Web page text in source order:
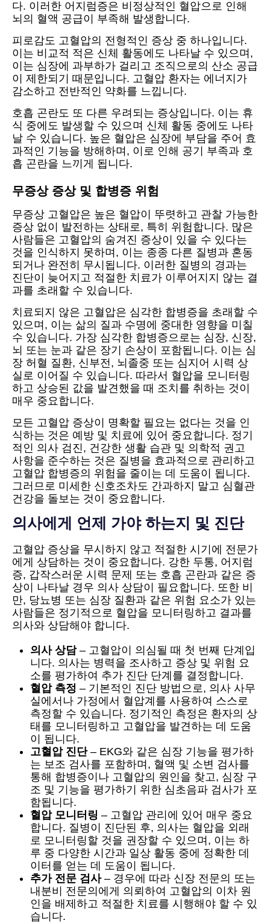
다. 이러한 어지럼증은 비정상적인 혈압으로 인해
뇌의 혈액 공급이 부족해 발생합니다.
피로감도 고혈압의 전형적인 증상 중 하나입니다.
이는 비교적 적은 신체 활동에도 나타날 수 있으며,
이는 심장에 과부하가 걸리고 조직으로의 산소 공급
이 제한되기 때문입니다. 고혈압 환자는 에너지가
감소하고 전반적인 약화를 느낍니다.
호흡 곤란도 또 다른 우려되는 증상입니다. 이는 휴
식 중에도 발생할 수 있으며 신체 활동 중에도 나타
날 수 있습니다. 높은 혈압은 심장에 부담을 주어 효
과적인 기능을 방해하며, 이로 인해 공기 부족과 호
흡 곤란을 느끼게 됩니다.
무증상 증상 및 합병증 위험
무증상 고혈압은 높은 혈압이 뚜렷하고 관찰 가능한
증상 없이 발전하는 상태로, 특히 위험합니다. 많은
사람들은 고혈압의 숨겨진 증상이 있을 수 있다는
것을 인식하지 못하며, 이는 종종 다른 질병과 혼동
되거나 완전히 무시됩니다. 이러한 질병의 경과는
진단이 늦어지고 적절한 치료가 이루어지지 않는 결
과를 초래할 수 있습니다.
치료되지 않은 고혈압은 심각한 합병증을 초래할 수
있으며, 이는 삶의 질과 수명에 중대한 영향을 미칠
수 있습니다. 가장 심각한 합병증으로는 심장, 신장,
뇌 또는 눈과 같은 장기 손상이 포함됩니다. 이는 심
장 허혈 질환, 신부전, 뇌졸중 또는 심지어 시력 상
실로 이어질 수 있습니다. 따라서 혈압을 모니터링
하고 상승된 값을 발견했을 때 조치를 취하는 것이
매우 중요합니다.
모든 고혈압 증상이 명확할 필요는 없다는 것을 인
식하는 것은 예방 및 치료에 있어 중요합니다. 정기
적인 의사 검진, 건강한 생활 습관 및 의학적 권고
사항을 준수하는 것은 질병을 효과적으로 관리하고
고혈압 합병증의 위험을 줄이는 데 도움이 됩니다.
그러므로 미세한 신호조차도 간과하지 말고 심혈관
건강을 돌보는 것이 중요합니다.
의사에게 언제 가야 하는지 및 진단
고혈압 증상을 무시하지 않고 적절한 시기에 전문가
에게 상담하는 것이 중요합니다. 강한 두통, 어지럼
증, 갑작스러운 시력 문제 또는 호흡 곤란과 같은 증
상이 나타날 경우 의사 상담이 필요합니다. 또한 비
만, 당뇨병 또는 심장 질환과 같은 위험 요소가 있는
사람들은 정기적으로 혈압을 모니터링하고 결과를
의사와 상담해야 합니다.
의사 상담– 고혈압이 의심될 때 첫 번째 단계입
니다. 의사는 병력을 조사하고 증상 및 위험 요
소를 평가하여 추가 진단 단계를 결정합니다.
혈압 측정 – 기본적인 진단 방법으로, 의사 사무
실에서나 가정에서 혈압계를 사용하여 스스로
측정할 수 있습니다. 정기적인 측정은 환자의 상
태를 모니터링하고 고혈압을 발견하는 데 도움
이 됩니다.
고혈압 진단– EKG와 같은 심장 기능을 평가하
는 보조 검사를 포함하며, 혈액 및 소변 검사를
통해 합병증이나 고혈압의 원인을 찾고, 심장 구
조 및 기능을 평가하기 위한 심초음파 검사가 포
함됩니다.
혈압 모니터링 – 고혈압 관리에 있어 매우 중요
합니다. 질병이 진단된 후, 의사는 혈압을 외래
로 모니터링할 것을 권장할 수 있으며, 이는 하
루 중 다양한 시간과 일상 활동 중에 정확한 데
이터를 얻는 데 도움이 됩니다.
추가 전문 검사– 경우에 따라 신장 전문의 또는
내분비 전문의에게 의뢰하여 고혈압의 이차 원
인을 배제하고 적절한 치료를 시행해야 할 수 있
습니다.